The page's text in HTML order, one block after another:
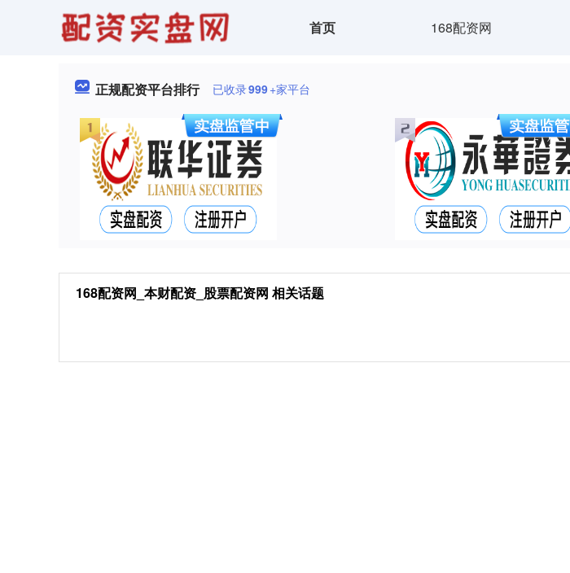
首页 168配资网
正规配资平台排行 已收录999+家平台
168配资网_本财配资_股票配资网 相关话题